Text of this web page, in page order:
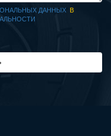
ДАННЫХ В